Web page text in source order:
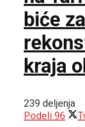
biće
kraja
239 deljenja
Podeli 96